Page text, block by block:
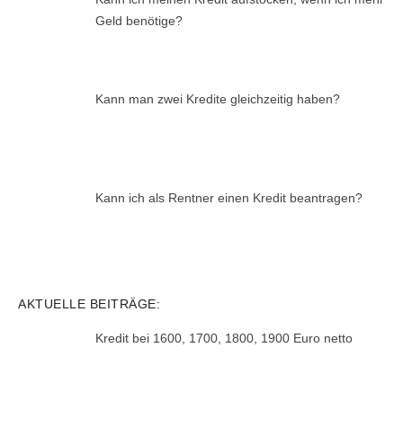
Geld benötige?
Kann man zwei Kredite gleichzeitig haben?
Kann ich als Rentner einen Kredit beantragen?
AKTUELLE BEITRÄGE:
Kredit bei 1600, 1700, 1800, 1900 Euro netto